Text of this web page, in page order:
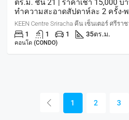
ตร.ม. ชั้น 21 | ราคาเช่า 15,000
ทำความสะอาดสัปดาห์ละ 2 ครั้ง-
1 1 1 35ตร.ม.
คอนโด (CONDO)
1 2 3